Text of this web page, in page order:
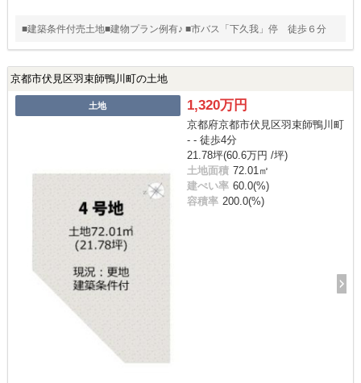
■建築条件付売土地■建物プラン例有♪ ■市バス「下久我」停 徒歩６分
京都市伏見区羽束師鴨川町の土地
土地 1,320万円
京都府京都市伏見区羽束師鴨川町
- - 徒歩4分
21.78坪(60.6万円 /坪)
土地面積 72.01㎡
建ぺい率 60.0(%)
容積率 200.0(%)